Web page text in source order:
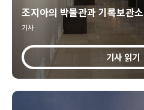
조지아의 박물관과 기록보관소
기사
기사 읽기